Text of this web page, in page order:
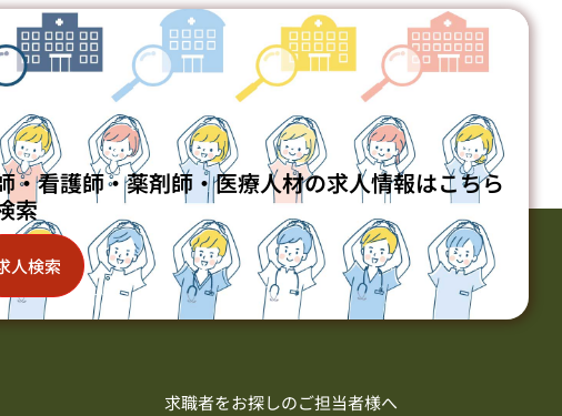
・看護師・薬剤師・医療人材の求人情報はこちら
索
人検索
求職者をお探しのご担当者様へ